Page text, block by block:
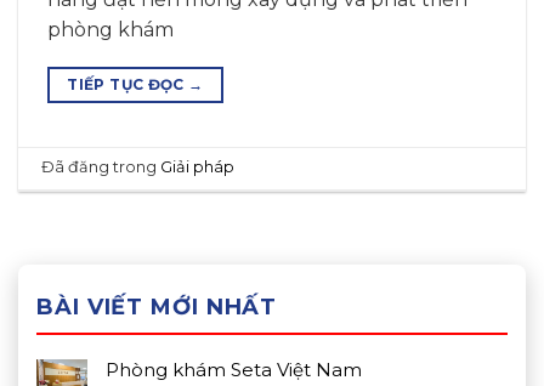
phòng khám
TIẾP TỤC ĐỌC →
Đã đăng trong Giải pháp
BÀI VIẾT MỚI NHẤT
Phòng khám Seta Việt Nam